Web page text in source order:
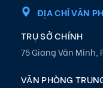
ĐỊA CHỈ VĂN
TRỤ SỞ CHÍNH
75 Giang Văn Minh,
VĂN PHÒNG